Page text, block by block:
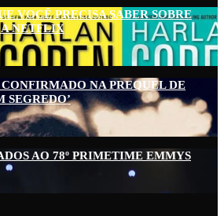
VOCÊ PRECISA SABER SOBRE
NETFLIX
NA PREQUEL DE
SEGREDO’
AO 78º PRIMETIME EMMYS